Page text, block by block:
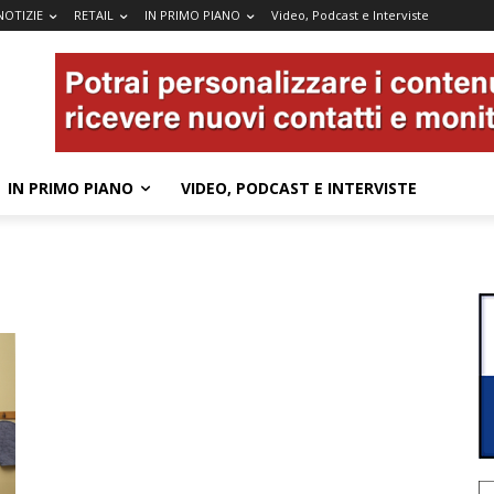
RETAIL IN PRIMO PIANO Video, Podcast e Interviste
IN PRIMO PIANO VIDEO, PODCAST E INTERVISTE